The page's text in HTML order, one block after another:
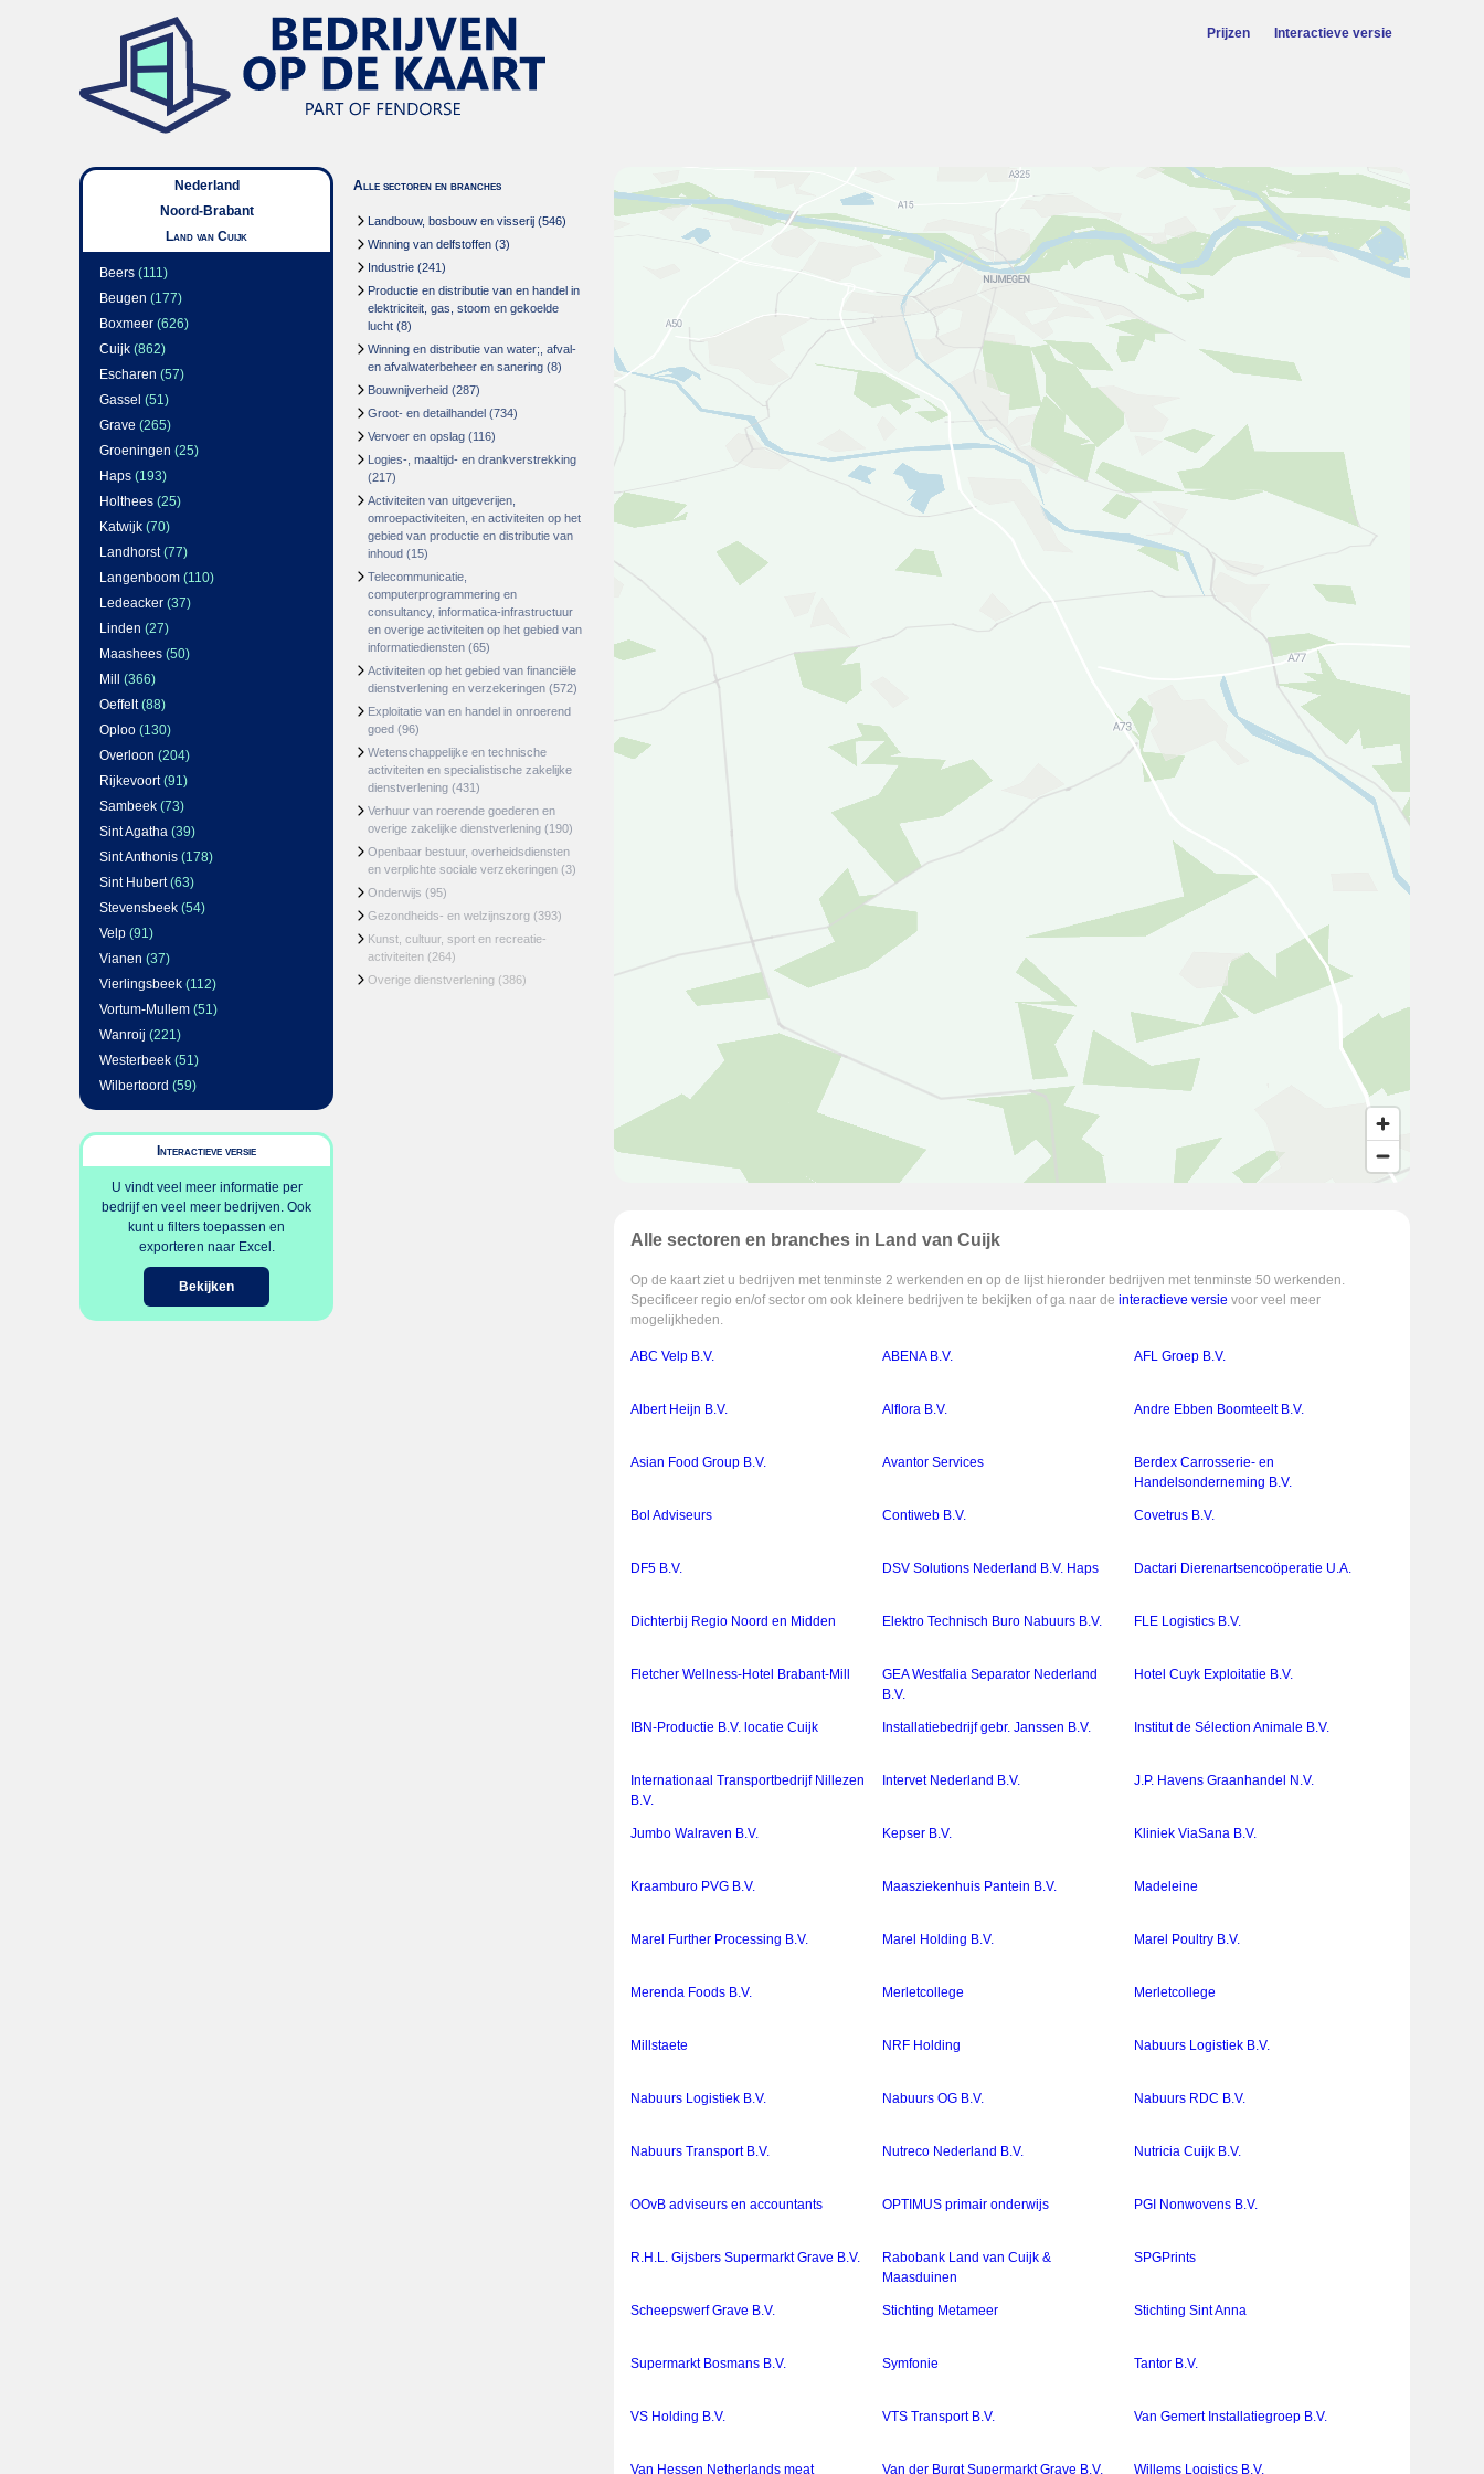
Prijzen Interactieve versie
Nederland
Noord-Brabant
Land van Cuijk
Beers (111)
Beugen (177)
Boxmeer (626)
Cuijk (862)
Escharen (57)
Gassel (51)
Grave (265)
Groeningen (25)
Haps (193)
Holthees (25)
Katwijk (70)
Landhorst(77)
Langenboom (110)
Ledeacker (37)
Linden (27)
Maashees (50)
Mill
(366)
Oeffelt(88)
Oploo (130)
Overloon (204)
Rijkevoort(91)
Sambeek (73)
Sint Agatha (39)
Sint Anthonis (178)
Sint Hubert(63)
Stevensbeek (54)
Velp (91)
Vianen (37)
Vierlingsbeek (112)
Vortum-Mullem (51)
Wanroij (221)
Westerbeek (51)
Wilbertoord (59)
Interactieve versie
U vindt veel meer informatie per
bedrijf en veel meer bedrijven. Ook
kunt u filters toepassen en
exporteren naar Excel.
Bekijken
Alle sectoren en branches
Landbouw, bosbouw en visserij (546)
Winning van delfstoffen (3)
Industrie (241)
Productie en distributie van en handel in
elektriciteit, gas, stoom en gekoelde
lucht (8)
Winning en distributie van water;, afval-
en afvalwaterbeheer en sanering (8)
Bouwnijverheid (287)
Groot- en detailhandel (734)
Vervoer en opslag (116)
Logies-, maaltijd- en drankverstrekking
(217)
Activiteiten van uitgeverijen,
omroepactiviteiten, en activiteiten op het
gebied van productie en distributie van
inhoud (15)
Telecommunicatie,
computerprogrammering en
consultancy, informatica-infrastructuur
en overige activiteiten op het gebied van
informatiediensten (65)
Activiteiten op het gebied van financiële
dienstverlening en verzekeringen (572)
Exploitatie van en handel in onroerend
goed (96)
Wetenschappelijke en technische
activiteiten en specialistische zakelijke
dienstverlening (431)
Verhuur van roerende goederen en
overige zakelijke dienstverlening (190)
Openbaar bestuur, overheidsdiensten
en verplichte sociale verzekeringen (3)
Onderwijs (95)
Gezondheids- en welzijnszorg (393)
Kunst, cultuur, sport en recreatie-
activiteiten (264)
Overige dienstverlening (386)
Alle sectoren en branches in Land van Cuijk
Op de kaart ziet u bedrijven met tenminste 2 werkenden en op de lijst hieronder bedrijven met tenminste 50 werkenden.
Specificeer regio en/of sector om ook kleinere bedrijven te bekijken of ga naar de interactieve versie voor veel meer
mogelijkheden.
ABC Velp B.V. ABENA B.V. AFL Groep B.V.
Albert Heijn B.V. Alflora B.V. Andre Ebben Boomteelt B.V.
Asian Food Group B.V. Avantor Services
Berdex Carrosserie- en
Handelsonderneming B.V.
Bol Adviseurs Contiweb B.V. Covetrus B.V.
DF5 B.V. DSV Solutions Nederland B.V. Haps Dactari Dierenartsencoöperatie U.A.
Dichterbij Regio Noord en Midden Elektro Technisch Buro Nabuurs B.V. FLE Logistics B.V.
Fletcher Wellness-Hotel Brabant-Mill
GEA Westfalia Separator Nederland
B.V.
Hotel Cuyk Exploitatie B.V.
IBN-Productie B.V. locatie Cuijk Installatiebedrijf gebr. Janssen B.V. Institut de Sélection Animale B.V.
Internationaal Transportbedrijf Nillezen
B.V.
Intervet Nederland B.V. J.P. Havens Graanhandel N.V.
Jumbo Walraven B.V. Kepser B.V. Kliniek ViaSana B.V.
Kraamburo PVG B.V. Maasziekenhuis Pantein B.V. Madeleine
Marel Further Processing B.V. Marel Holding B.V. Marel Poultry B.V.
Merenda Foods B.V. Merletcollege Merletcollege
Millstaete NRF Holding Nabuurs Logistiek B.V.
Nabuurs Logistiek B.V. Nabuurs OG B.V. Nabuurs RDC B.V.
Nabuurs Transport B.V. Nutreco Nederland B.V. Nutricia Cuijk B.V.
OOvB adviseurs en accountants OPTIMUS primair onderwijs PGI Nonwovens B.V.
R.H.L. Gijsbers Supermarkt Grave B.V.
Rabobank Land van Cuijk &
Maasduinen
SPGPrints
Scheepswerf Grave B.V. Stichting Metameer Stichting Sint Anna
Supermarkt Bosmans B.V. Symfonie Tantor B.V.
VS Holding B.V. VTS Transport B.V. Van Gemert Installatiegroep B.V.
Van Hessen Netherlands meat Van der Burgt Supermarkt Grave B.V. Willems Logistics B.V.